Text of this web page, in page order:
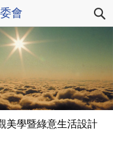
會
美學暨綠意生活設計